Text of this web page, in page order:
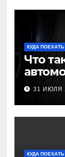
КУДА ПОЕХАТЬ
Что
31 ИЮЛЯ
КУДА ПОЕХАТЬ